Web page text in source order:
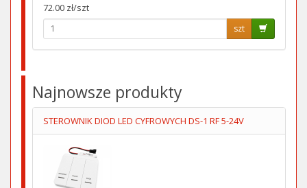
72.00 zł/szt
szt
Najnowsze produkty
STEROWNIK DIOD LED CYFROWYCH DS-1 RF 5-24V